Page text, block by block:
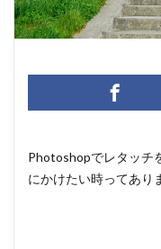
Photoshopでレタッチ
にかけたい時ってあり